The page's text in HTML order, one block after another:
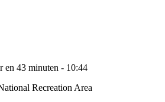
en 43 minuten - 10:44
Recreation Area